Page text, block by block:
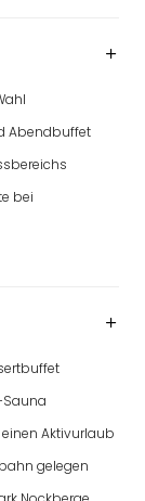
Abendbuffet
bei
Sauna
Aktivurlaub
gelegen